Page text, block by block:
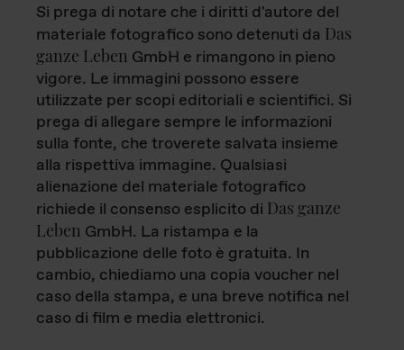
Si prega di notare che i diritti d'autore del
materiale fotografico sono detenuti da Das
ganze Leben GmbH e rimangono in pieno
vigore. Le immagini possono essere
utilizzate per scopi editoriali e scientifici. Si
prega di allegare sempre le informazioni
sulla fonte, che troverete salvata insieme
alla rispettiva immagine. Qualsiasi
alienazione del materiale fotografico
richiede il consenso esplicito di Das ganze
Leben GmbH. La ristampa e la
pubblicazione delle foto è gratuita. In
cambio, chiediamo una copia voucher nel
caso della stampa, e una breve notifica nel
caso di film e media elettronici.